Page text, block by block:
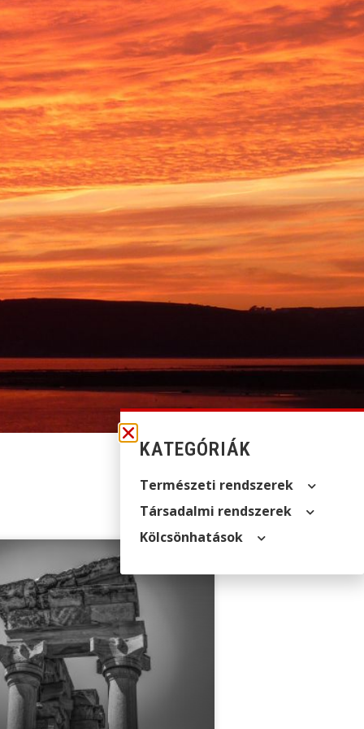
KATEGÓRIÁK
Természeti rendszerek
Társadalmi rendszerek
Kölcsön­hatások